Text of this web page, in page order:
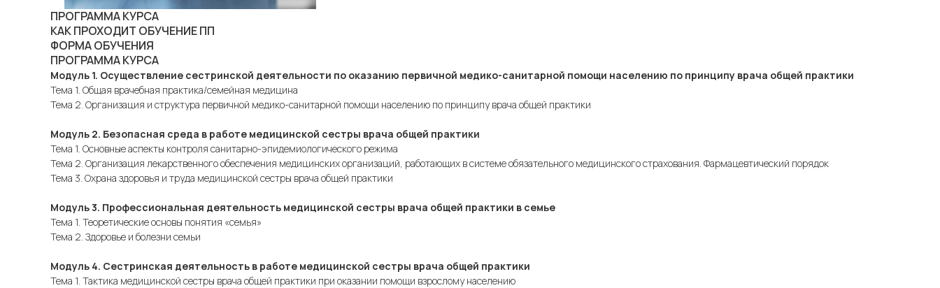
ПРОГРАММА КУРСА
КАК ПРОХОДИТ ОБУЧЕНИЕ ПП
ФОРМА ОБУЧЕНИЯ
ПРОГРАММА КУРСА
Модуль 1. Осуществление сестринской деятельности по оказанию первичной медико-санитарной помощи населению по принципу врача общей практики
Тема 1. Общая врачебная практика/семейная медицина
Тема 2. Организация и структура первичной медико-санитарной помощи населению по принципу врача общей практики
Модуль 2. Безопасная среда в работе медицинской сестры врача общей практики
Тема 1. Основные аспекты контроля санитарно-эпидемиологического режима
Тема 2. Организация лекарственного обеспечения медицинских организаций, работающих в системе обязательного медицинского страхования. Фармацевтический порядок
Тема 3. Охрана здоровья и труда медицинской сестры врача общей практики
Модуль 3. Профессиональная деятельность медицинской сестры врача общей практики в семье
Тема 1. Теоретические основы понятия «семья»
Тема 2. Здоровье и болезни семьи
Модуль 4. Сестринская деятельность в работе медицинской сестры врача общей практики
Тема 1. Тактика медицинской сестры врача общей практики при оказании помощи взрослому населению